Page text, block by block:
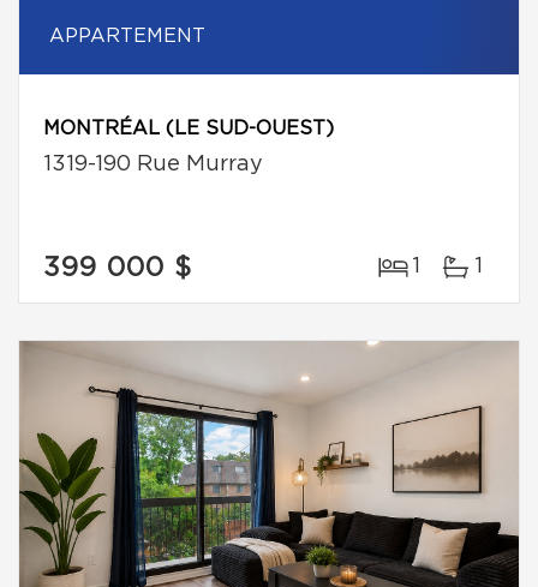
APPARTEMENT
MONTRÉAL (LE SUD-OUEST)
1319-190 Rue Murray
399 000 $ 1 1